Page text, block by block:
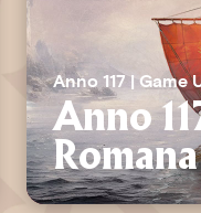
Anno 117 | Game
Anno